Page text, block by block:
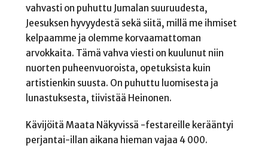
vahvasti on puhuttu Jumalan suuruudesta,
Jeesuksen hyvyydestä sekä siitä, millä me ihmiset
kelpaamme ja olemme korvaamattoman
arvokkaita. Tämä vahva viesti on kuulunut niin
nuorten puheenvuoroista, opetuksista kuin
artistienkin suusta. On puhuttu luomisesta ja
lunastuksesta, tiivistää Heinonen.
Kävijöitä Maata Näkyvissä -festareille kerääntyi
perjantai-illan aikana hieman vajaa 4 000.